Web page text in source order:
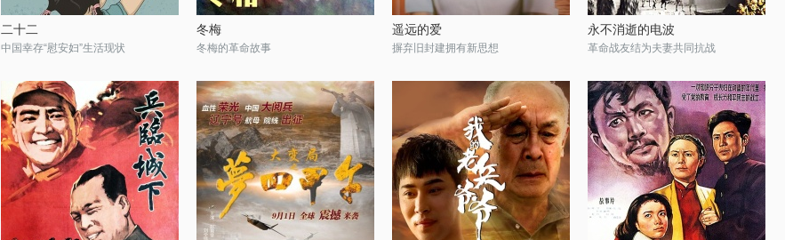
二十二
中国幸存“慰安妇”生活现状
冬梅
冬梅的革命故事
遥远的爱
摒弃旧封建拥有新思想
永不消逝的电波
革命战友结为夫妻共同抗战